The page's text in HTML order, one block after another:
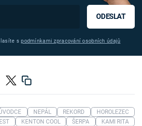
ODESLAT
spodmínkami zpracování osobních údajů
NEPÁL REKORD
HOROLEZEC
KENTON COOL ŠERPA KAMI RITA